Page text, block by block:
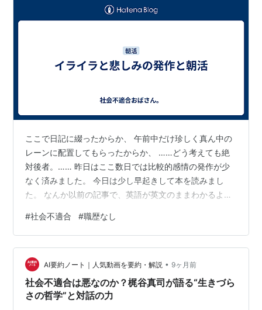
ここで日記に綴ったからか、 午前中だけ珍しく真ん中の
レーンに配置してもらったからか、 ……どう考えても絶
対後者。…… 昨日はここ数日では比較的感情の発作が少
なく済みました。 今日は少し早起きして本を読みまし
た。 なんか以前の記事で、英語が英文のままわかるよう
ったです。 英語は相変わらず意味不明。難しいです。 自
立しよう、とか。 一人暮らししたいなとか、 一人暮らし
を切り出すにあたって、自活力があることの証明のため
にも規則正しい生活をしてることを家の中で見せる必要
があるなとか、そのためにも朝活したり運動しようと
か、 よし、毎日五時半に起きよう、と…
#社会不適合 #職歴なし
AI要約ノート｜人気動画を要約・解説 • 9ヶ月前
社会不適合は悪なのか？梶谷真司が語る“生きづら
さの哲学”と対話の力